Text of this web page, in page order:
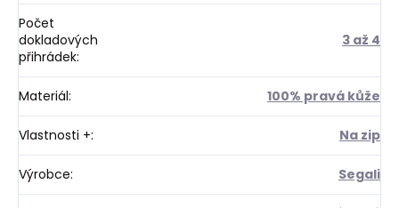
Počet
dokladových
přihrádek:
3 až 4
Materiál: 100% pravá kůže
Vlastnosti +: Na zip
Výrobce: Segali